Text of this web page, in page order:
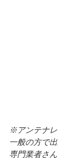
※アンテナ
一般の方で
専門業者さ